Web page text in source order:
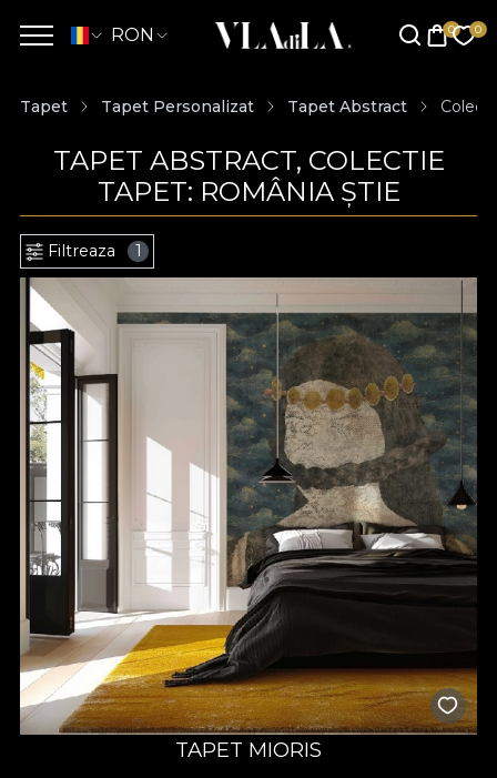
RON
Tapet Tapet Personalizat Tapet Abstract
TAPET ABSTRACT, COLECTIE
TAPET: ROMÂNIA ȘTIE
Filtreaza 1
TAPET MIORIS